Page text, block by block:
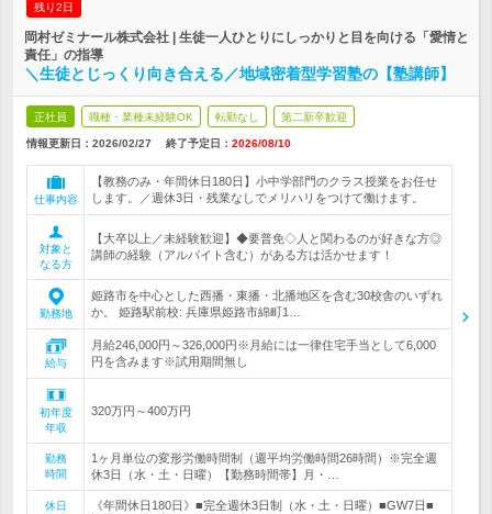
残り2日
岡村ゼミナール株式会社 | 生徒一人ひとりにしっかりと目を向ける「愛情と
責任」の指導
＼生徒とじっくり向き合える／地域密着型学習塾の【塾講師】
正社員 職種・業種未経験OK 転勤なし 第二新卒歓迎
情報更新日：2026/02/27 終了予定日： 2026/08/10
仕事内容
【教務のみ・年間休日180日】小中学部門のクラス授業をお任せ
します。／週休3日・残業なしでメリハリをつけて働けます。
対象と
なる方
【大卒以上／未経験歓迎】◆要普免◇人と関わるのが好きな方◎
講師の経験（アルバイト含む）がある方は活かせます！
勤務地
姫路市を中心とした西播・東播・北播地区を含む30校舎のいずれ
か。 姫路駅前校: 兵庫県姫路市綿町1…
給与
月給246,000円～326,000円※月給には一律住宅手当として6,000
円を含みます※試用期間無し
初年度
年収
320万円～400万円
勤務
時間
1ヶ月単位の変形労働時間制（週平均労働時間26時間）※完全週
休3日（水・土・日曜）【勤務時間帯】月・…
休日
《年間休日180日》■完全週休3日制（水・土・日曜）■GW7日■